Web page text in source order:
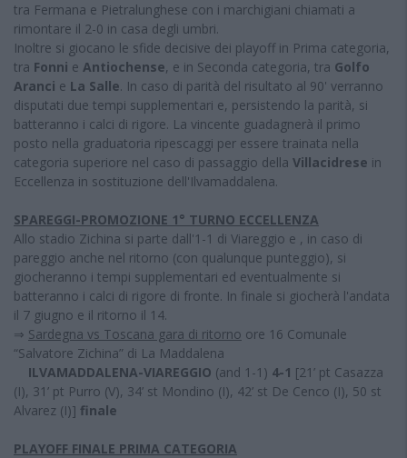
tra Fermana e Pietralunghese con i marchigiani chiamati a
rimontare il 2-0 in casa degli umbri.
Inoltre si giocano le sfide decisive dei playoff in Prima categoria,
tra Fonni e Antiochense, e in Seconda categoria, tra Golfo
Aranci e La Salle. In caso di parità del risultato al 90' verranno
disputati due tempi supplementari e, persistendo la parità, si
batteranno i calci di rigore. La vincente guadagnerà il primo
posto nella graduatoria ripescaggi per essere trainata nella
categoria superiore nel caso di passaggio della Villacidrese in
Eccellenza in sostituzione dell'Ilvamaddalena.
SPAREGGI-PROMOZIONE 1° TURNO ECCELLENZA
Allo stadio Zichina si parte dall'1-1 di Viareggio e , in caso di
pareggio anche nel ritorno (con qualunque punteggio), si
giocheranno i tempi supplementari ed eventualmente si
batteranno i calci di rigore di fronte. In finale si giocherà l'andata
il 7 giugno e il ritorno il 14.
⇒ Sardegna vs Toscana gara di ritorno ore 16 Comunale
“Salvatore Zichina” di La Maddalena
ILVAMADDALENA-VIAREGGIO (and 1-1) 4-1 [21’ pt Casazza
(I), 31’ pt Purro (V), 34’ st Mondino (I), 42’ st De Cenco (I), 50 st
Alvarez (I)] finale
PLAYOFF FINALE PRIMA CATEGORIA